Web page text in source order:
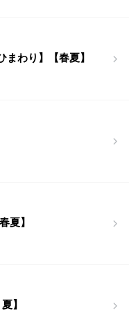
わり】【春夏】
夏】
】